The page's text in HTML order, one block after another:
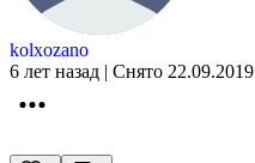
kolxozano
6 лет назад | Снято 22.09.2019